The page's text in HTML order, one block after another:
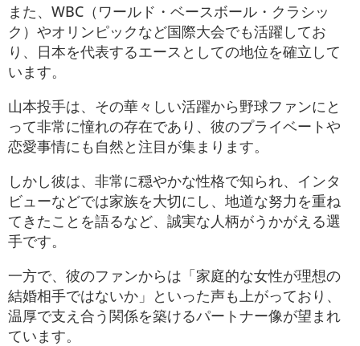
また、WBC（ワールド・ベースボール・クラシッ
ク）やオリンピックなど国際大会でも活躍してお
り、日本を代表するエースとしての地位を確立して
います​。
山本投手は、その華々しい活躍から野球ファンにと
って非常に憧れの存在であり、彼のプライベートや
恋愛事情にも自然と注目が集まります。
しかし彼は、非常に穏やかな性格で知られ、インタ
ビューなどでは家族を大切にし、地道な努力を重ね
てきたことを語るなど、誠実な人柄がうかがえる選
手です​。
一方で、彼のファンからは「家庭的な女性が理想の
結婚相手ではないか」といった声も上がっており、
温厚で支え合う関係を築けるパートナー像が望まれ
ています。